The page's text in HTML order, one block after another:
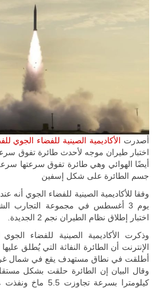
أصدرت الأكاديمية الصينية للفضاء الجوي
اختبار طيران موجه لأحدث طائرة تفوق
أيضًا الهوائي وهي طائرة تفوق سرعتها
جسم الطائرة على شكل إسفين
يوم 3 أغسطس في مجموعة التجارب
اختبار إطلاق نظام الطيران نجم 2 الجديدة.
وذكرت الأكاديمية الصينية للفضاء
أطلقت في نطاق مستهدف يقع في شمال
كيلومترا بسرعة